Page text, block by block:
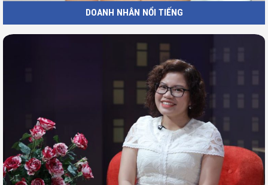
DOANH NHÂN NỔI TIẾNG